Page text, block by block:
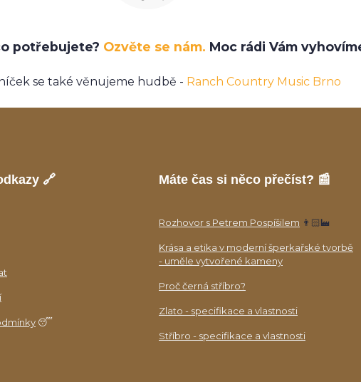
potřebujete? Ozvěte se nám. Moc rádi Vám
se také věnujeme hudbě - Ranch Country Music Brno
🔗
😴
Máte čas si něco přečíst? 📰
Rozhovor s Petrem Pospíšilem 👨🏻‍🏭
Krása a etika v moderní šperkařské tvorbě
- uměle vytvořené kameny
Proč černá stříbro?
Zlato - specifikace a vlastnosti
Stříbro - specifikace a vlastnosti